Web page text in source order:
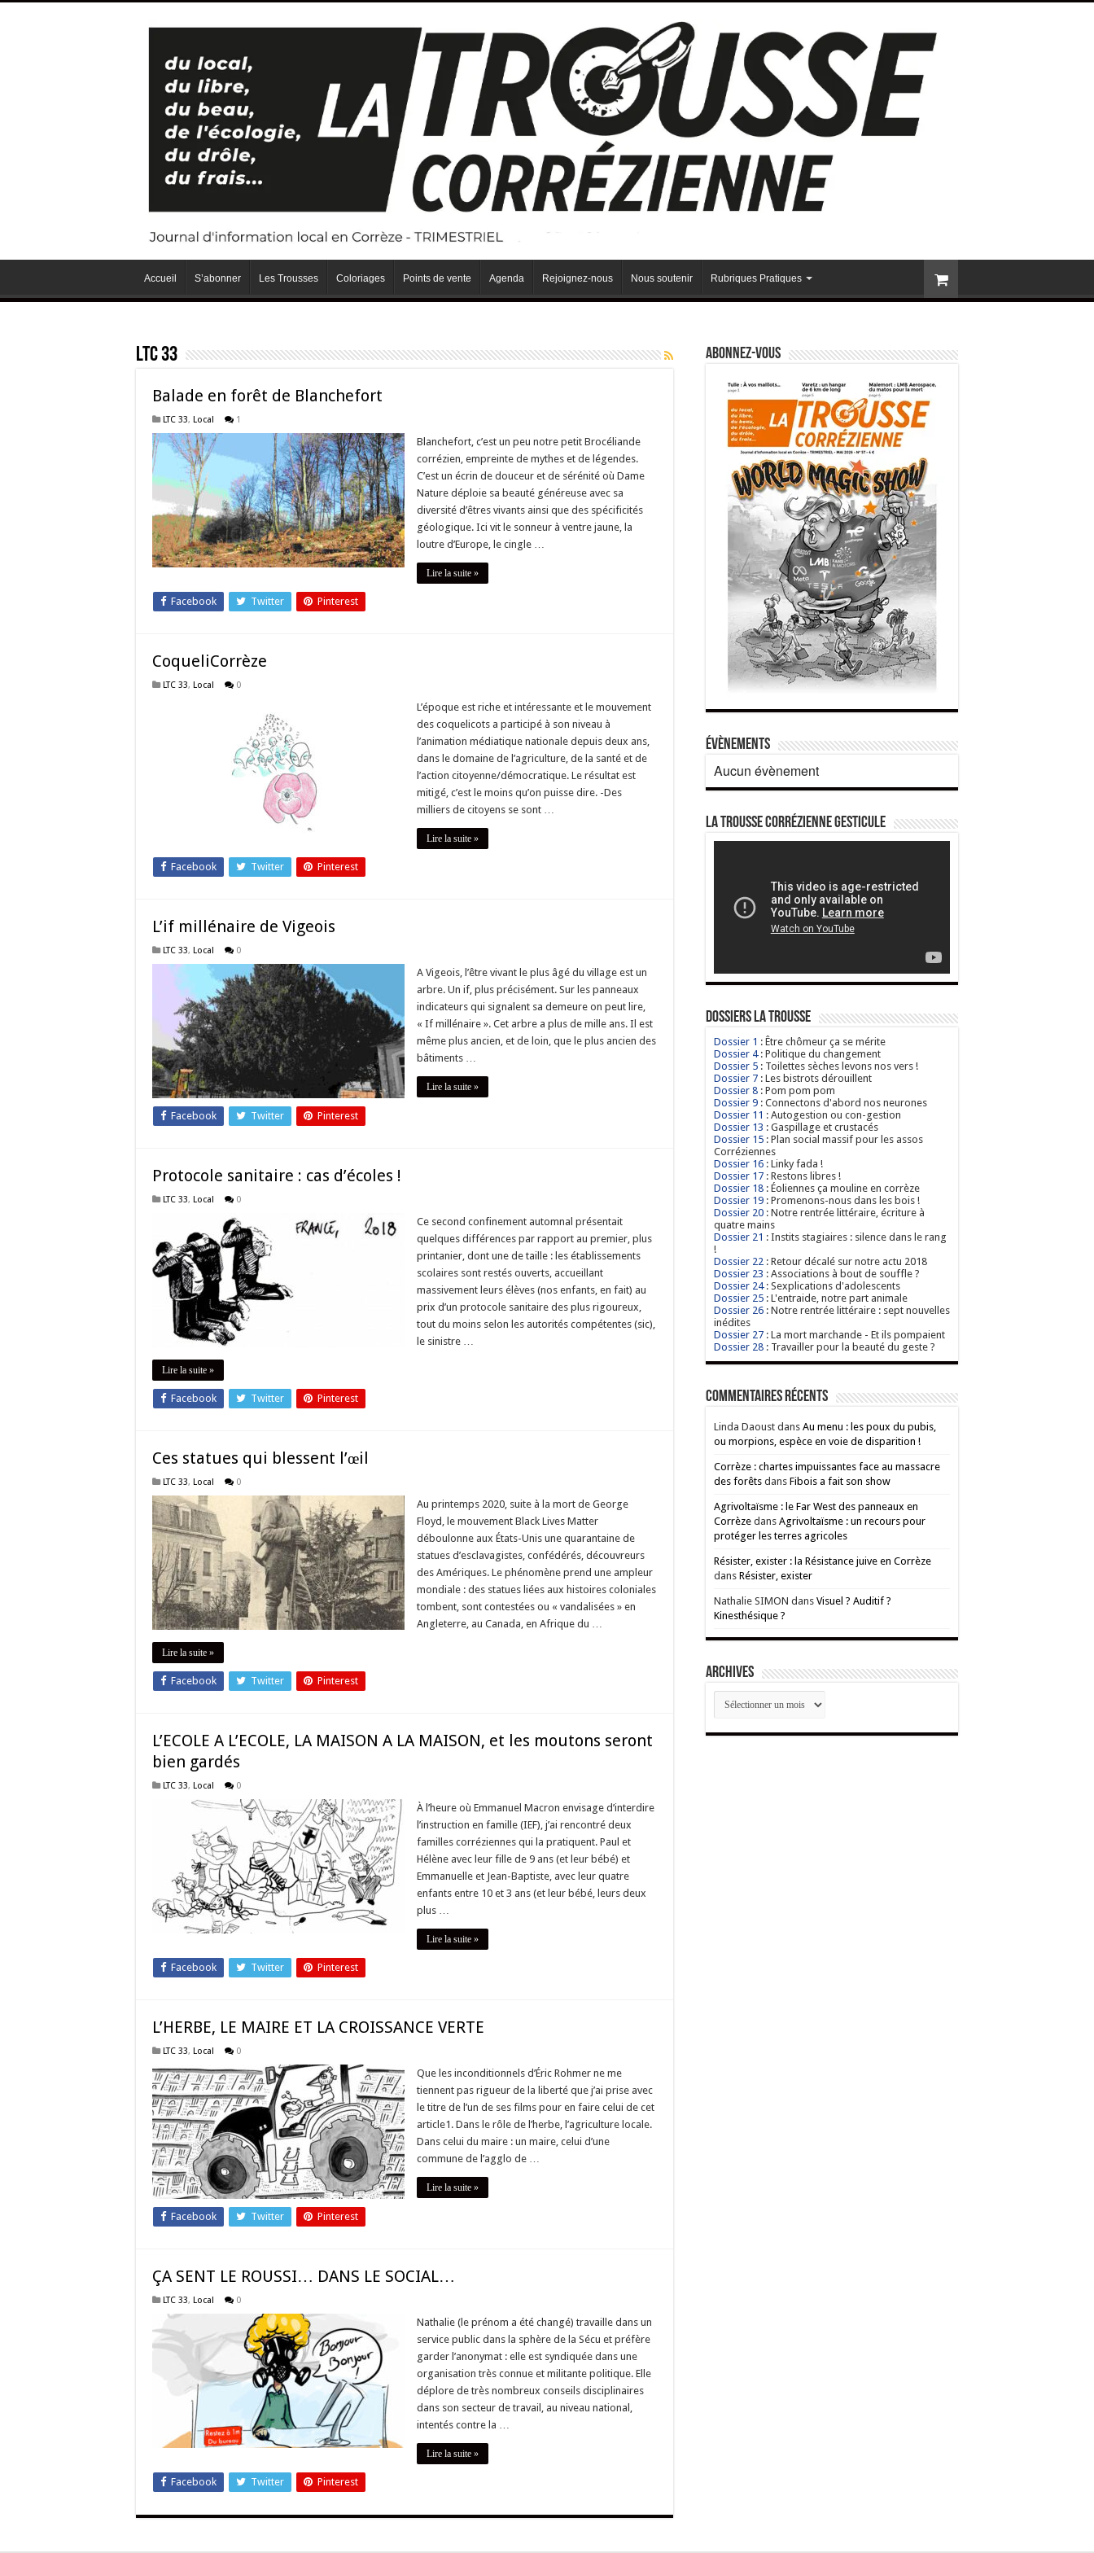
Accueil S’abonner Les Trousses Coloriages Points de vente Agenda Rejoignez-nous Nous soutenir Rubriques Pratiques
LTC 33
Balade en forêt de Blanchefort
LTC 33, Local 1
Blanchefort, c’est un peu notre petit Brocéliande
corrézien, empreinte de mythes et de légendes.
C’est un écrin de douceur et de sérénité où Dame
Nature déploie sa beauté généreuse avec sa
diversité d’êtres vivants ainsi que des spécificités
géologique. Ici vit le sonneur à ventre jaune, la
loutre d’Europe, le cingle …
Lire la suite »
Facebook Twitter Pinterest
CoqueliCorrèze
LTC 33, Local 0
L’époque est riche et intéressante et le mouvement
des coquelicots a participé à son niveau à
l’animation médiatique nationale depuis deux ans,
dans le domaine de l’agriculture, de la santé et de
l’action citoyenne/démocratique. Le résultat est
mitigé, c’est le moins qu’on puisse dire. -Des
milliers de citoyens se sont …
Lire la suite »
Facebook Twitter Pinterest
L’if millénaire de Vigeois
LTC 33, Local 0
A Vigeois, l’être vivant le plus âgé du village est un
arbre. Un if, plus précisément. Sur les panneaux
indicateurs qui signalent sa demeure on peut lire,
« If millénaire ». Cet arbre a plus de mille ans. Il est
même plus ancien, et de loin, que le plus ancien des
bâtiments …
Lire la suite »
Facebook Twitter Pinterest
Protocole sanitaire : cas d’écoles !
LTC 33, Local 0
Ce second confinement automnal présentait
quelques différences par rapport au premier, plus
printanier, dont une de taille : les établissements
scolaires sont restés ouverts, accueillant
massivement leurs élèves (nos enfants, en fait) au
prix d’un protocole sanitaire des plus rigoureux,
tout du moins selon les autorités compétentes (sic),
le sinistre …
Lire la suite »
Facebook Twitter Pinterest
Ces statues qui blessent l’œil
LTC 33, Local 0
Au printemps 2020, suite à la mort de George
Floyd, le mouvement Black Lives Matter
déboulonne aux États-Unis une quarantaine de
statues d’esclavagistes, confédérés, découvreurs
des Amériques. Le phénomène prend une ampleur
mondiale : des statues liées aux histoires coloniales
tombent, sont contestées ou « vandalisées » en
Angleterre, au Canada, en Afrique du …
Lire la suite »
Facebook Twitter Pinterest
L’ECOLE A L’ECOLE, LA MAISON A LA MAISON, et les moutons seront
bien gardés
LTC 33, Local 0
À l’heure où Emmanuel Macron envisage d’interdire
l’instruction en famille (IEF), j’ai rencontré deux
familles corréziennes qui la pratiquent. Paul et
Hélène avec leur fille de 9 ans (et leur bébé) et
Emmanuelle et Jean-Baptiste, avec leur quatre
enfants entre 10 et 3 ans (et leur bébé, leurs deux
plus …
Lire la suite »
Facebook Twitter Pinterest
L’HERBE, LE MAIRE ET LA CROISSANCE VERTE
LTC 33, Local 0
Que les inconditionnels d’Éric Rohmer ne me
tiennent pas rigueur de la liberté que j’ai prise avec
le titre de l’un de ses films pour en faire celui de cet
article1. Dans le rôle de l’herbe, l’agriculture locale.
Dans celui du maire : un maire, celui d’une
commune de l’agglo de …
Lire la suite »
Facebook Twitter Pinterest
ÇA SENT LE ROUSSI… DANS LE SOCIAL…
LTC 33, Local 0
Nathalie (le prénom a été changé) travaille dans un
service public dans la sphère de la Sécu et préfère
garder l’anonymat : elle est syndiquée dans une
organisation très connue et militante politique. Elle
déplore de très nombreux conseils disciplinaires
dans son secteur de travail, au niveau national,
intentés contre la …
Lire la suite »
Facebook Twitter Pinterest
Abonnez-vous
Évènements
Aucun évènement
La Trousse corrézienne gesticule
Dossiers La Trousse
Dossier 1 : Être chômeur ça se mérite
Dossier 4: Politique du changement
Dossier 5 : Toilettes sèches levons nos vers !
Dossier 7 : Les bistrots dérouillent
Dossier 8 : Pom pom pom
Dossier 9 : Connectons d'abord nos neurones
Dossier 11 : Autogestion ou con-gestion
Dossier 13 : Gaspillage et crustacés
Dossier 15 : Plan social massif pour les assos
Corréziennes
Dossier 16 : Linky fada !
Dossier 17 : Restons libres !
Dossier 18 : Éoliennes ça mouline en corrèze
Dossier 19 : Promenons-nous dans les bois !
Dossier 20 : Notre rentrée littéraire, écriture à
quatre mains
Dossier 21 : Instits stagiaires : silence dans le rang
!
Dossier 22 : Retour décalé sur notre actu 2018
Dossier 23 : Associations à bout de souffle ?
Dossier 24: Sexplications d'adolescents
Dossier 25 : L'entraide, notre part animale
Dossier 26 : Notre rentrée littéraire : sept nouvelles
inédites
Dossier 27 : La mort marchande - Et ils pompaient
Dossier 28 : Travailler pour la beauté du geste ?
Commentaires récents
Linda Daoust dans Au menu : les poux du pubis,
ou morpions, espèce en voie de disparition !
Corrèze : chartes impuissantes face au massacre
des forêts dans Fibois a fait son show
Agrivoltaïsme : le Far West des panneaux en
Corrèze dans Agrivoltaïsme : un recours pour
protéger les terres agricoles
Résister, exister : la Résistance juive en Corrèze
dans Résister, exister
Nathalie SIMON dans Visuel ? Auditif ?
Kinesthésique ?
ARCHIVES
ARCHIVES